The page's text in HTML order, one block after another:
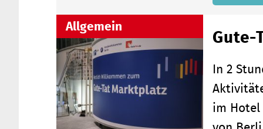
Allgemein
Gute-
In 2
im Hotel